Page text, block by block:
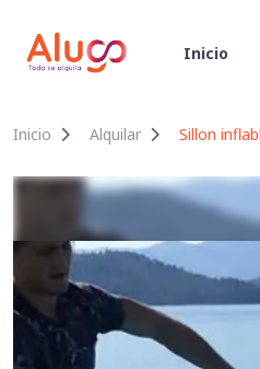
Inicio
Inicio Alquilar Sillon